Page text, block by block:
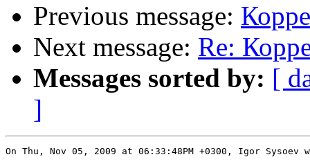
Previous message:
Next message: Re:
Messages sorted by: [
]
On Thu, Nov 05, 2009 at 06:33:48PM +0300, Igor Sysoev